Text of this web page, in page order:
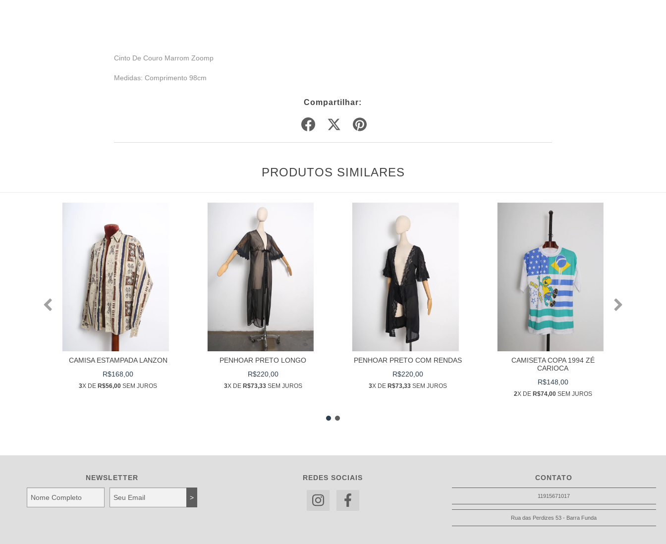
Cinto De Couro Marrom Zoomp
Medidas: Comprimento 98cm
Compartilhar:
PRODUTOS SIMILARES
CAMISA ESTAMPADA LANZON
R$168,00
3X DER$56,00 SEM JUROS
PENHOAR PRETO LONGO
R$220,00
3X DE R$73,33SEM JUROS
PENHOAR PRETO COM RENDAS
R$220,00
3X DER$73,33 SEM JUROS
CAMISETA COPA 1994 ZÉ
CARIOCA
R$148,00
2X DE R$74,00SEM JUROS
NEWSLETTER REDES SOCIAIS CONTATO
11915671017
Rua das Perdizes 53 - Barra Funda